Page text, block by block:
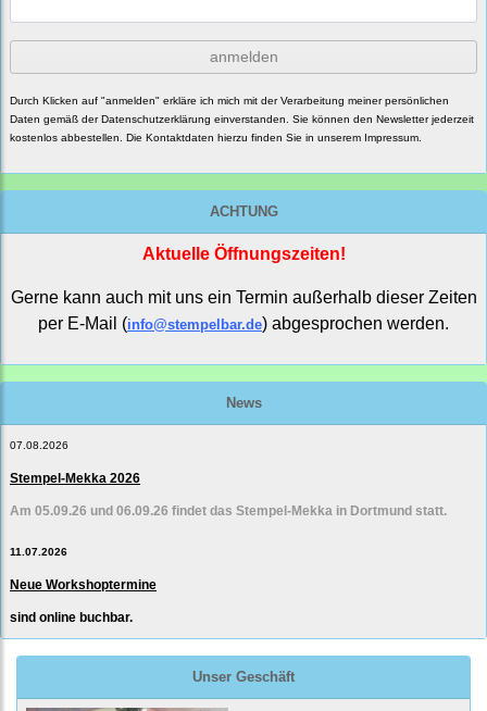
anmelden
Durch Klicken auf "anmelden" erkläre ich mich mit der Verarbeitung meiner persönlichen
Daten gemäß der Datenschutzerklärung einverstanden. Sie können den Newsletter jederzeit
kostenlos abbestellen. Die Kontaktdaten hierzu finden Sie in unserem Impressum.
ACHTUNG
Aktuelle Öffnungszeiten!
Gerne kann auch mit uns ein Termin außerhalb dieser Zeiten
per E-Mail (info@stempelbar.de) abgesprochen werden.
News
07.08.2026
Stempel-Mekka 2026
Am 05.09.26 und 06.09.26 findet das Stempel-Mekka in Dortmund statt.
11.07.2026
Neue Workshoptermine
sind online buchbar.
Unser Geschäft